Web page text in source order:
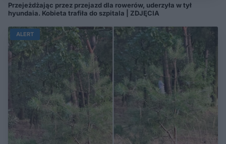
Przejeżdżając przez przejazd dla rowerów, uderzyła w tył
hyundaia. Kobieta trafiła do szpitala | ZDJĘCIA
ALERT